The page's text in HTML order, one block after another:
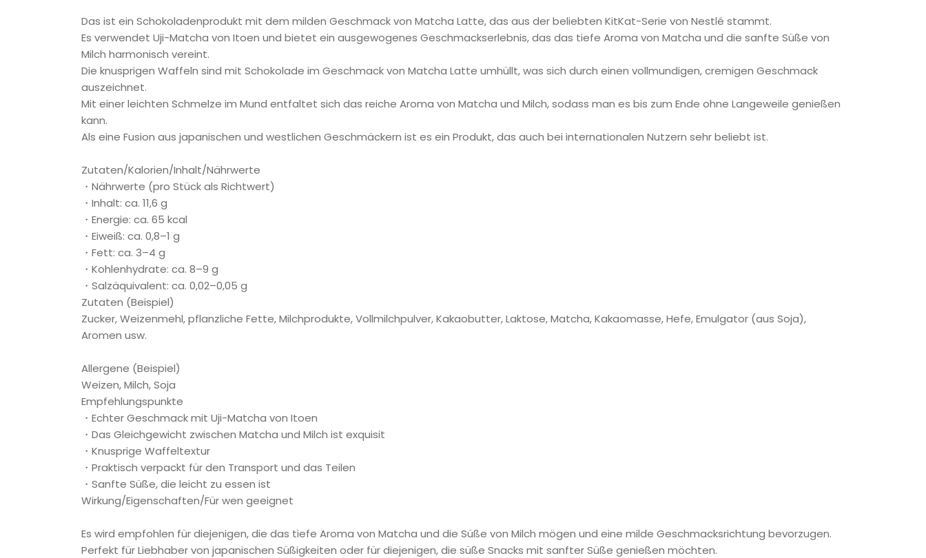
Das ist ein Schokoladenprodukt mit dem milden Geschmack von Matcha Latte, das aus der beliebten KitKat-Serie von Nestlé stammt.
Es verwendet Uji-Matcha von Itoen und bietet ein ausgewogenes Geschmackserlebnis, das das tiefe Aroma von Matcha und die sanfte Süße von
Milch harmonisch vereint.
Die knusprigen Waffeln sind mit Schokolade im Geschmack von Matcha Latte umhüllt, was sich durch einen vollmundigen, cremigen Geschmack
auszeichnet.
Mit einer leichten Schmelze im Mund entfaltet sich das reiche Aroma von Matcha und Milch, sodass man es bis zum Ende ohne Langeweile genießen
kann.
Als eine Fusion aus japanischen und westlichen Geschmäckern ist es ein Produkt, das auch bei internationalen Nutzern sehr beliebt ist.
Zutaten/Kalorien/Inhalt/Nährwerte
・Nährwerte (pro Stück als Richtwert)
・Inhalt: ca. 11,6 g
・Energie: ca. 65 kcal
・Eiweiß: ca. 0,8–1 g
・Fett: ca. 3–4 g
・Kohlenhydrate: ca. 8–9 g
・Salzäquivalent: ca. 0,02–0,05 g
Zutaten (Beispiel)
Zucker, Weizenmehl, pflanzliche Fette, Milchprodukte, Vollmilchpulver, Kakaobutter, Laktose, Matcha, Kakaomasse, Hefe, Emulgator (aus Soja),
Aromen usw.
Allergene (Beispiel)
Weizen, Milch, Soja
Empfehlungspunkte
・Echter Geschmack mit Uji-Matcha von Itoen
・Das Gleichgewicht zwischen Matcha und Milch ist exquisit
・Knusprige Waffeltextur
・Praktisch verpackt für den Transport und das Teilen
・Sanfte Süße, die leicht zu essen ist
Wirkung/Eigenschaften/Für wen geeignet
Es wird empfohlen für diejenigen, die das tiefe Aroma von Matcha und die Süße von Milch mögen und eine milde Geschmacksrichtung bevorzugen.
Perfekt für Liebhaber von japanischen Süßigkeiten oder für diejenigen, die süße Snacks mit sanfter Süße genießen möchten.